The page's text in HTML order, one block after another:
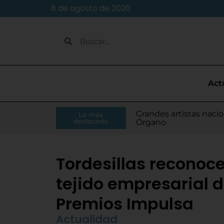
8 de agosto de 2026
Lo más
destacado
Caja Rural de
RFEF
Villamarciel da
Grandes artistas
Órgano
Continúa la venta de
El presidente de la
Monge
Todo listo para el
Tordesillas refuerza
El Pleno de
Moisés Ramírez
para el Europeo
IU-APT plantea ocho
Tordesillas
tejido empresarial
Premios Impulsa
Actualidad